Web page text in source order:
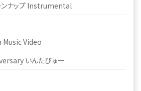
ンナップ Instrumental
Music Video
いんたびゅー
n Instrumental
ップ Music Video
ナップ Music Video 個人サビver.
ンナップ Instrumental
n Instrumental